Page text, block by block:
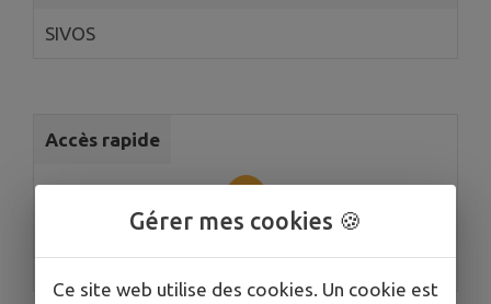
SIVOS
Accès rapide
Gérer mes cookies 🍪
Ce site web utilise des cookies. Un cookie est